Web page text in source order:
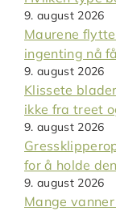
9. august 2026
Maurene
ingenting nå
9. august 2026
Klissete
ikke fra treet
9. august 2026
for å holde
9. august 2026
Mange